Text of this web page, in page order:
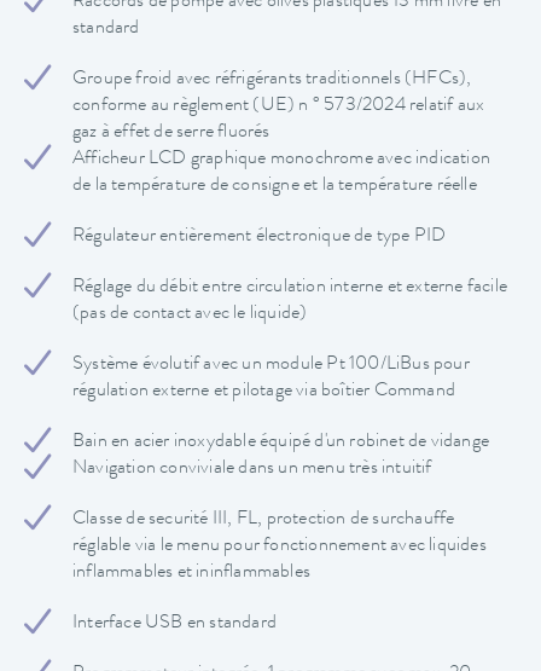
standard
Groupe froid avec réfrigérants traditionnels (HFCs),
conforme au règlement (UE) n ° 573/2024 relatif aux
gaz à effet de serre fluorés
Afficheur LCD graphique monochrome avec indication
de la température de consigne et la température réelle
Régulateur entièrement électronique de type PID
Réglage du débit entre circulation interne et externe facile
(pas de contact avec le liquide)
Système évolutif avec un module Pt 100/LiBus pour
régulation externe et pilotage via boîtier Command
Bain en acier inoxydable équipé d'un robinet de vidange
Navigation conviviale dans un menu très intuitif
Classe de securité III, FL, protection de surchauffe
réglable via le menu pour fonctionnement avec liquides
inflammables et ininflammables
Interface USB en standard